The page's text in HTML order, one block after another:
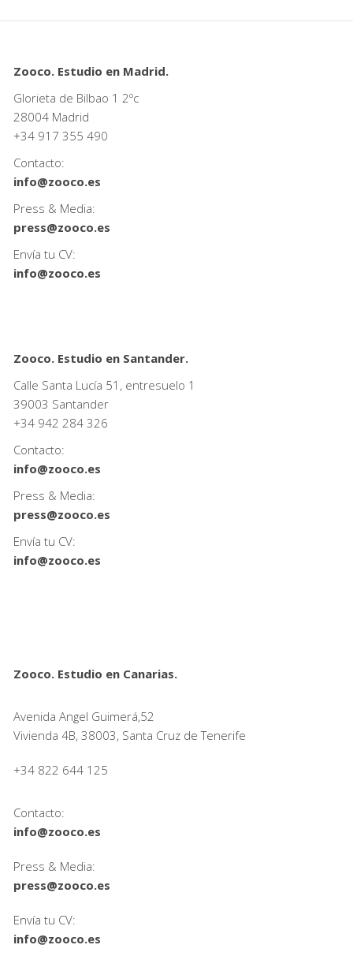
Zooco. Estudio en Madrid.
Glorieta de Bilbao 1 2ºc
28004 Madrid
+34 917 355 490
Contacto:
info@zooco.es
Press & Media:
press@zooco.es
Envía tu CV:
info@zooco.es
Zooco. Estudio en Santander.
Calle Santa Lucía 51, entresuelo 1
39003 Santander
+34 942 284 326
Contacto:
info@zooco.es
Press & Media:
press@zooco.es
Envía tu CV:
info@zooco.es
Zooco. Estudio en Canarias.
Avenida Angel Guimerá,52
Vivienda 4B, 38003, Santa Cruz de Tenerife
+34 822 644 125
Contacto:
info@zooco.es
Press & Media:
press@zooco.es
Envía tu CV:
info@zooco.es